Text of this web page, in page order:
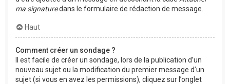
ma signaturedans le formulaire de rédaction de message.
Haut
Comment créer un sondage ?
Il est facile de créer un sondage, lors de la publication d’un
nouveau sujet ou la modification du premier message d’un
sujet (si vous en avez les permissions), cliquez sur l’onglet